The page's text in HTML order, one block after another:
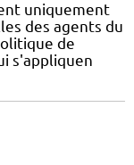
uniquement
des agents du
de
s'appliquen